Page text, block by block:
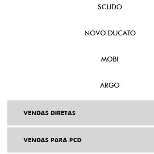
SCUDO
NOVO DUCATO
MOBI
ARGO
VENDAS DIRETAS
VENDAS PARA PCD